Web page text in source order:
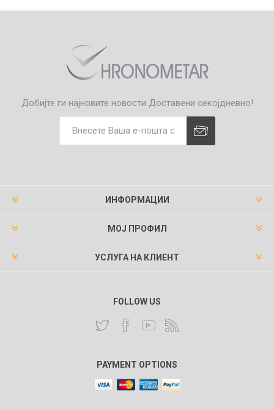
Добијте ги најновите новости Доставени секојдневно!
ИНФОРМАЦИИ
МОЈ ПРОФИЛ
УСЛУГА НА КЛИЕНТ
FOLLOW US
PAYMENT OPTIONS